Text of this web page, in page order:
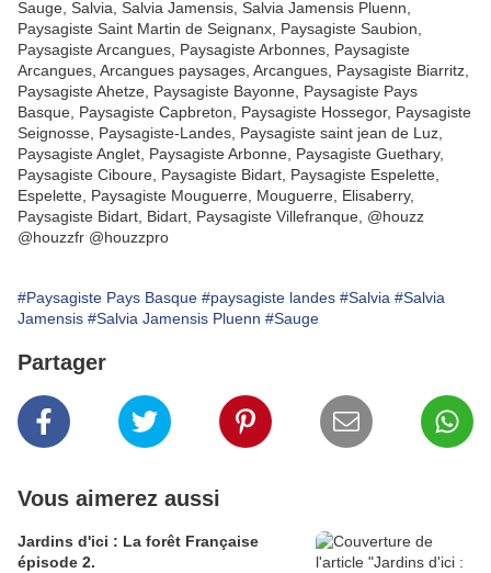
Sauge, Salvia, Salvia Jamensis, Salvia Jamensis Pluenn,
Paysagiste Saint Martin de Seignanx, Paysagiste Saubion,
Paysagiste Arcangues, Paysagiste Arbonnes, Paysagiste
Arcangues, Arcangues paysages, Arcangues, Paysagiste Biarritz,
Paysagiste Ahetze, Paysagiste Bayonne, Paysagiste Pays
Basque, Paysagiste Capbreton, Paysagiste Hossegor, Paysagiste
Seignosse, Paysagiste-Landes, Paysagiste saint jean de Luz,
Paysagiste Anglet, Paysagiste Arbonne, Paysagiste Guethary,
Paysagiste Ciboure, Paysagiste Bidart, Paysagiste Espelette,
Espelette, Paysagiste Mouguerre, Mouguerre, Elisaberry,
Paysagiste Bidart, Bidart, Paysagiste Villefranque, @houzz
@houzzfr @houzzpro
#Paysagiste Pays Basque #paysagiste landes #Salvia #Salvia
Jamensis #Salvia Jamensis Pluenn #Sauge
Partager
Vous aimerez aussi
Jardins d'ici : La forêt Française
épisode 2.